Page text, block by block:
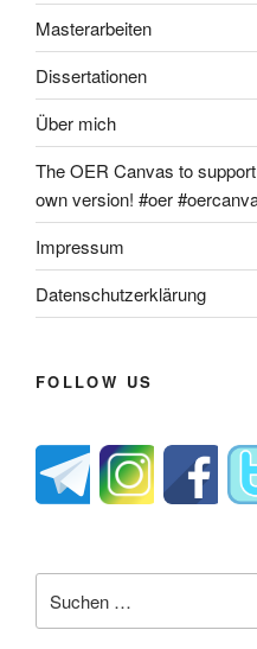
Masterarbeiten
Dissertationen
Über mich
The OER Canvas to
own version! #oer
Impressum
Datenschutzerklärung
FOLLOW US
nach: